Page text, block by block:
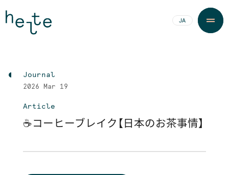
JA
Journal
2026 Mar 19
Article
☕コーヒーブレイク【日本のお茶事情】